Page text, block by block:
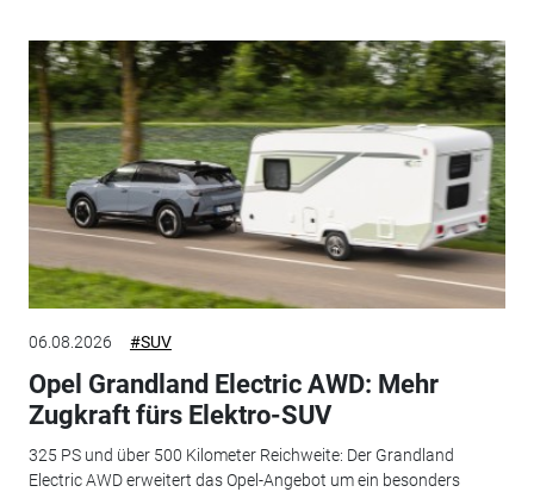
06.08.2026 #SUV
Opel Grandland Electric AWD: Mehr
Zugkraft fürs Elektro-SUV
325 PS und über 500 Kilometer Reichweite: Der Grandland
Electric AWD erweitert das Opel-Angebot um ein besonders